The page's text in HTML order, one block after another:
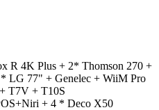
R 4K Plus + 2* Thomson 270 +
LG 77" + Genelec + WiiM Pro
T7V + T10S
+ 4 * Deco X50